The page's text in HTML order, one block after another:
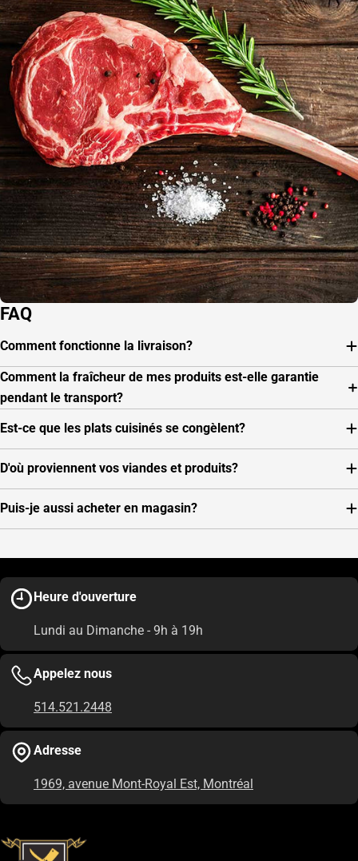
FAQ
Comment fonctionne la livraison?
Comment la fraîcheur de mes produits est-elle garantie
pendant le transport?
Est-ce que les plats cuisinés se congèlent?
D'où proviennent vos viandes et produits?
Puis-je aussi acheter en magasin?
Heure d'ouverture
Lundi au Dimanche - 9h à 19h
Appelez nous
514.521.2448
Adresse
1969, avenue Mont-Royal Est, Montréal